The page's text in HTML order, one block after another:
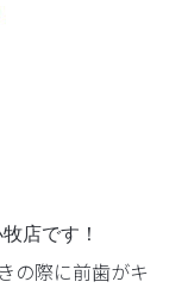
店です！
の際に前歯がキ